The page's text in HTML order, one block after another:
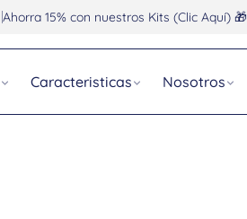
Ahorra 15% con nuestros Kits (Clic Aquí) 🎁
Caracteristicas Nosotros